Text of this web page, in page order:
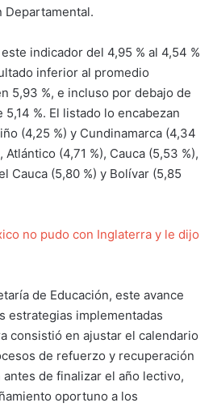
Departamental.
indicador del 4,95 % al 4,54 %
inferior al promedio
5,93 %, e incluso por debajo de
%. El listado lo encabezan
(4,25 %) y Cundinamarca (4,34
(4,71 %), Cauca (5,53 %),
Cauca (5,80 %) y Bolívar (5,85
no pudo con Inglaterra y le dijo
de Educación, este avance
estrategias implementadas
consistió en ajustar el calendario
de refuerzo y recuperación
de finalizar el año lectivo,
oportuno a los